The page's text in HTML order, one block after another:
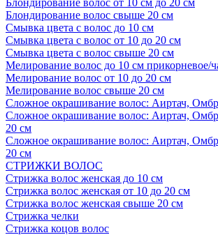
Блондирование волос от 10 см до 20 см
Блондирование волос свыше 20 см
Смывка цвета с волос до 10 см
Смывка цвета с волос от 10 до 20 см
Смывка цвета с волос свыше 20 см
Мелирование волос до 10 см прикорневое/
Мелирование волос от 10 до 20 см
Мелирование волос свыше 20 см
Сложное окрашивание волос: Аиртач,
Сложное окрашивание волос: Аиртач,
20 см
Сложное окрашивание волос: Аиртач,
20 см
СТРИЖКИ ВОЛОС
Стрижка волос женская до 10 см
Стрижка волос женская от 10 до 20 см
Стрижка волос женская свыше 20 см
Стрижка челки
Стрижка коцов волос